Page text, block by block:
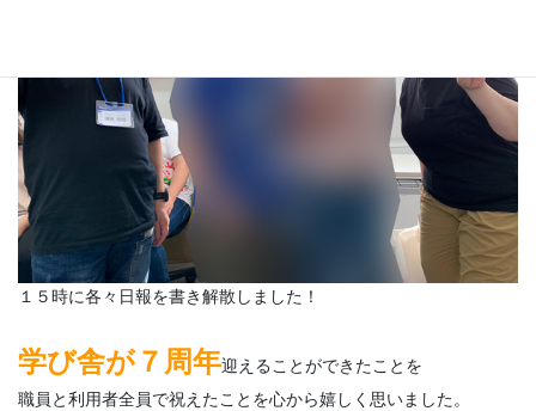
１５時に各々日報を書き解散しました！
学び舎が７周年迎えることができたことを
職員と利用者全員で祝えたことを心から嬉しく思いました。